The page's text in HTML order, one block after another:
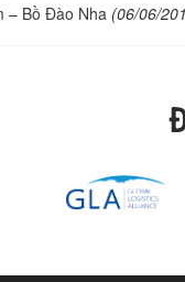
– Bồ Đào Nha (06/06/